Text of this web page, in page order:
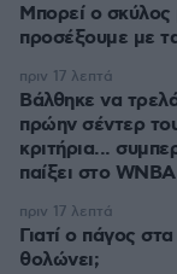
Μπορεί ο σκύλος
προσέξουμε με
Βάλθηκε να
πρώην σέντερ
κριτήρια...
παίξει στο WNBA
πριν 17 λεπτά
Γιατί ο πάγος
θολώνει;
πριν 17 λεπτά